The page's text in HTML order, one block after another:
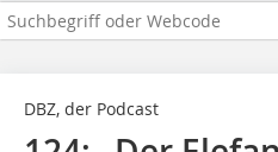
DBZ, der Podcast